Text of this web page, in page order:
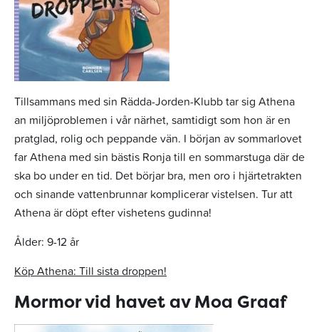
Tillsammans med sin Rädda-Jorden-Klubb tar sig Athena
an miljöproblemen i vår närhet, samtidigt som hon är en
pratglad, rolig och peppande vän. I början av sommarlovet
far Athena med sin bästis Ronja till en sommarstuga där de
ska bo under en tid. Det börjar bra, men oro i hjärtetrakten
och sinande vattenbrunnar komplicerar vistelsen. Tur att
Athena är döpt efter vishetens gudinna!
Ålder: 9-12 år
Köp Athena: Till sista droppen!
Mormor vid havet av Moa Graaf